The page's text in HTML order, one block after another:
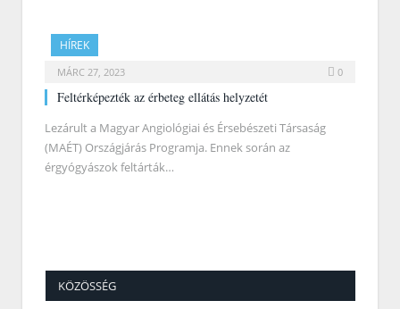
HÍREK
MÁRC 27, 2023 0
Feltérképezték az érbeteg ellátás helyzetét
Lezárult a Magyar Angiológiai és Érsebészeti Társaság
(MAÉT) Országjárás Programja. Ennek során az
érgyógyászok feltárták…
KÖZÖSSÉG